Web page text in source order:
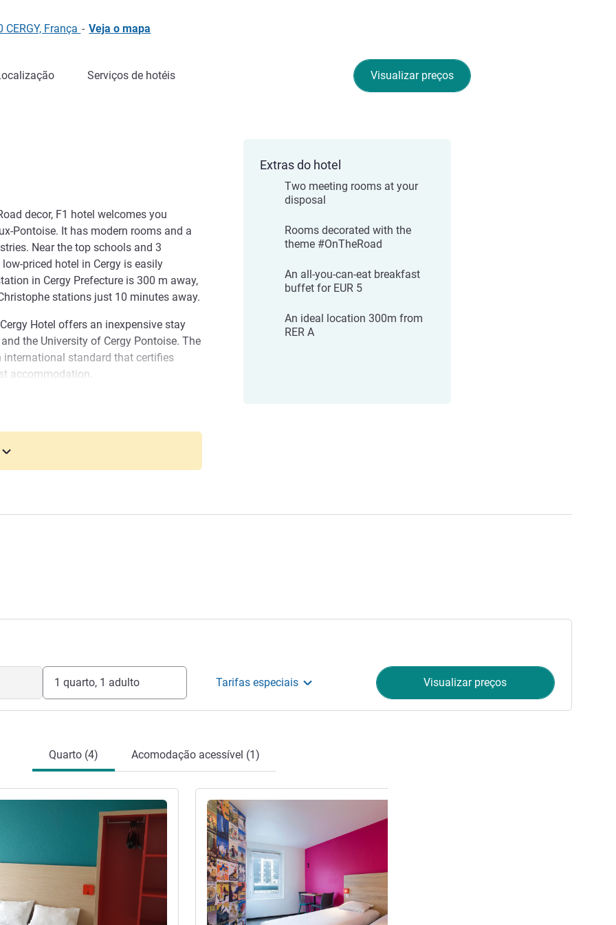
França - Veja o mapa
Visualizar preços
Serviços de hotéis
decor, F1 hotel welcomes you
Pontoise. It has modern rooms and a
Near the top schools and 3
priced hotel in Cergy is easily
in Cergy Prefecture is 300 m away,
stations just 10 minutes away.
Hotel offers an inexpensive stay
and the University of Cergy Pontoise. The
international standard that certifies
accommodation.
city in Greater Paris, known for its
features 132 rooms, including 4
downtown area is close to all
Extras do hotel
Two meeting rooms at your
disposal
Rooms decorated with the
theme #OnTheRoad
An all-you-can-eat breakfast
buffet for EUR 5
An ideal location 300m from
RER A
1 quarto, 1 adulto Tarifas especiais Visualizar preços
Quarto (4) Acomodação acessível (1)
Ver detalhes